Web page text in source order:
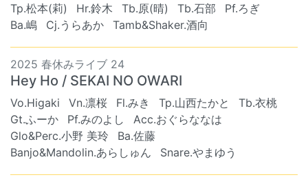
Tp.松本(莉)
Hr.鈴木 Tb.原(晴) Tb.石部
Pf.ろぎ
Ba.嶋
Cj.うらあか Tamb&Shaker.酒向
2025 春休みライブ 24
Hey Ho / SEKAI NO OWARI
Vo.Higaki Vn.凛桜 Fl.みき Tp.山西たかと
Tb.衣桃
Gt.ふーか
Pf.みのよし
Acc.おぐらななは
Glo&Perc.小野 美玲
Ba.佐藤
Banjo&Mandolin.あらしゅん
Snare.やまゆう